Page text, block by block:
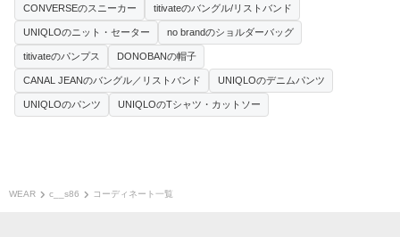
CONVERSEのスニーカー titivateのバングル/リストバンド
UNIQLOのニット・セーター no brandのショルダーバッグ
titivateのパンプス DONOBANの帽子
CANAL JEANのバングル／リストバンド UNIQLOのデニムパンツ
UNIQLOのパンツ UNIQLOのTシャツ・カットソー
WEAR c__s86 コーディネート一覧